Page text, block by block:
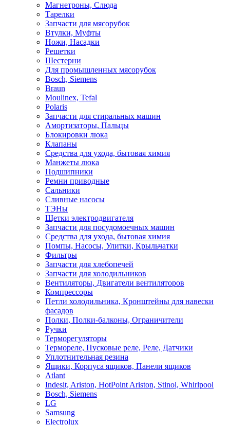
Магнетроны, Слюда
Тарелки
Запчасти для мясорубок
Втулки, Муфты
Ножи, Насадки
Решетки
Шестерни
Для промышленных мясорубок
Bosch, Siemens
Braun
Moulinex, Tefal
Polaris
Запчасти для стиральных машин
Амортизаторы, Пальцы
Блокировки люка
Клапаны
Средства для ухода, бытовая химия
Манжеты люка
Подшипники
Ремни приводные
Сальники
Сливные насосы
ТЭНы
Щетки электродвигателя
Запчасти для посудомоечных машин
Средства для ухода, бытовая химия
Помпы, Насосы, Улитки, Крыльчатки
Фильтры
Запчасти для хлебопечей
Запчасти для холодильников
Вентиляторы, Двигатели вентиляторов
Компрессоры
Петли холодильника, Кронштейны для навески
фасадов
Полки, Полки-балконы, Ограничители
Ручки
Терморегуляторы
Термореле, Пусковые реле, Реле, Датчики
Уплотнительная резина
Ящики, Корпуса ящиков, Панели ящиков
Atlant
Indesit, Ariston, HotPoint Ariston, Stinol, Whirlpool
Bosch, Siemens
LG
Samsung
Electrolux